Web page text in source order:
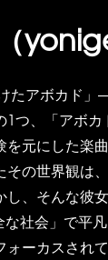
けたアボカド
1つ、「アボ
を元にした楽
その世界観は
、そんな彼
社会」で平
ォーカスされ